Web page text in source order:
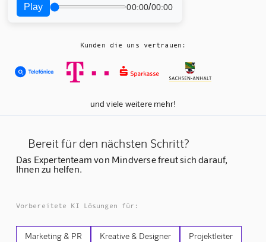
Play 00:00/00:00
Kunden die uns vertrauen:
und viele weitere mehr!
Bereit für den nächsten Schritt?
Das Expertenteam von Mindverse freut sich darauf,
Ihnen zu helfen.
Vorbereitete KI Lösungen für:
Marketing & PR Kreative & Designer Projektleiter